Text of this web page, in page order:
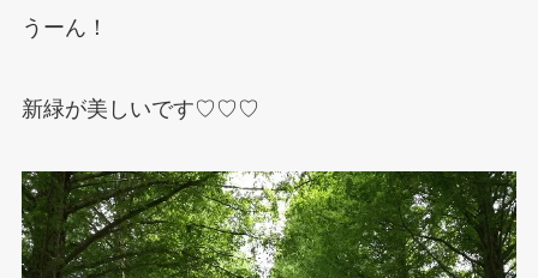
うーん！
新緑が美しいです♡♡♡